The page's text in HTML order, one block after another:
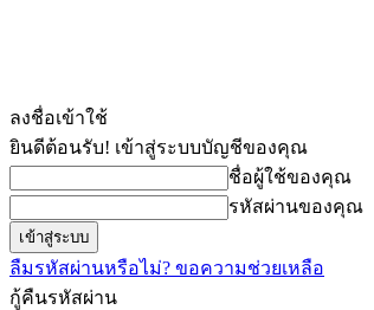
ลงชื่อเข้าใช้
ยินดีต้อนรับ! เข้าสู่ระบบบัญชีของคุณ
ชื่อผู้ใช้ของคุณ
รหัสผ่านของคุณ
ลืมรหัสผ่านหรือไม่? ขอความช่วยเหลือ
กู้คืนรหัสผ่าน